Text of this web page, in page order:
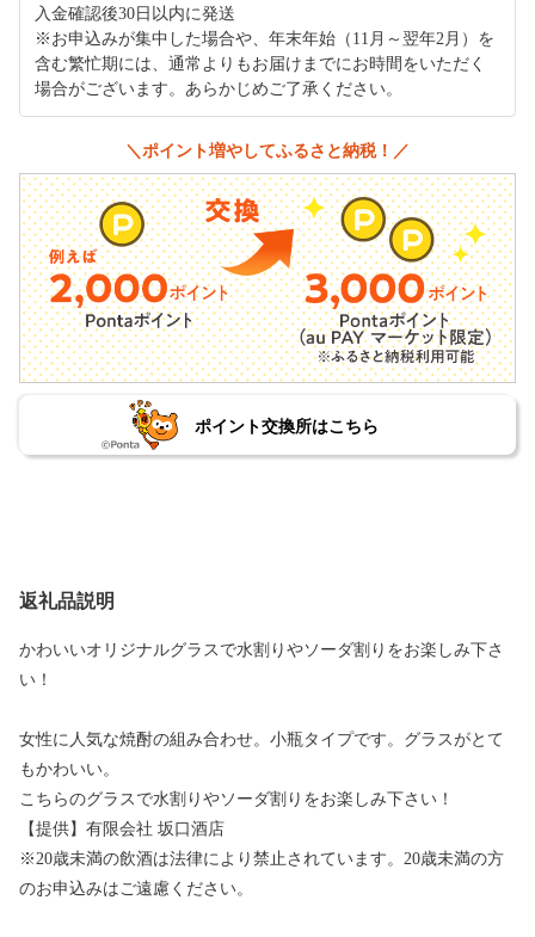
入金確認後30日以内に発送
※お申込みが集中した場合や、年末年始（11月～翌年2月）を
含む繁忙期には、通常よりもお届けまでにお時間をいただく
場合がございます。あらかじめご了承ください。
＼ポイント増やしてふるさと納税！／
ポイント交換所はこちら
返礼品説明
かわいいオリジナルグラスで水割りやソーダ割りをお楽しみ下さ
い！
女性に人気な焼酎の組み合わせ。小瓶タイプです。グラスがとて
もかわいい。
こちらのグラスで水割りやソーダ割りをお楽しみ下さい！
【提供】有限会社 坂口酒店
※20歳未満の飲酒は法律により禁止されています。20歳未満の方
のお申込みはご遠慮ください。